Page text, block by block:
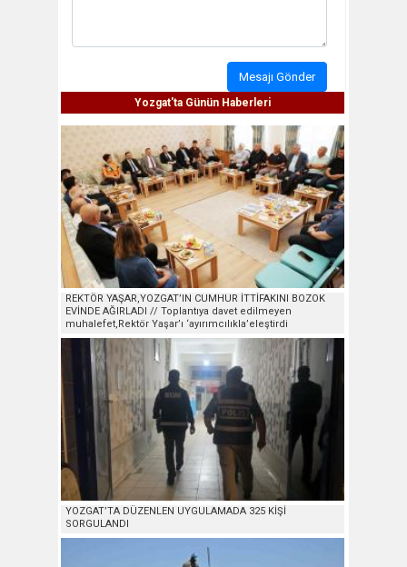
Mesajı Gönder
Yozgat'ta Günün Haberleri
REKTÖR YAŞAR,YOZGAT’IN CUMHUR İTTİFAKINI BOZOK
EVİNDE AĞIRLADI // Toplantıya davet edilmeyen
muhalefet,Rektör Yaşar’ı ‘ayırımcılıkla’eleştirdi
YOZGAT’TA DÜZENLEN UYGULAMADA 325 KİŞİ
SORGULANDI